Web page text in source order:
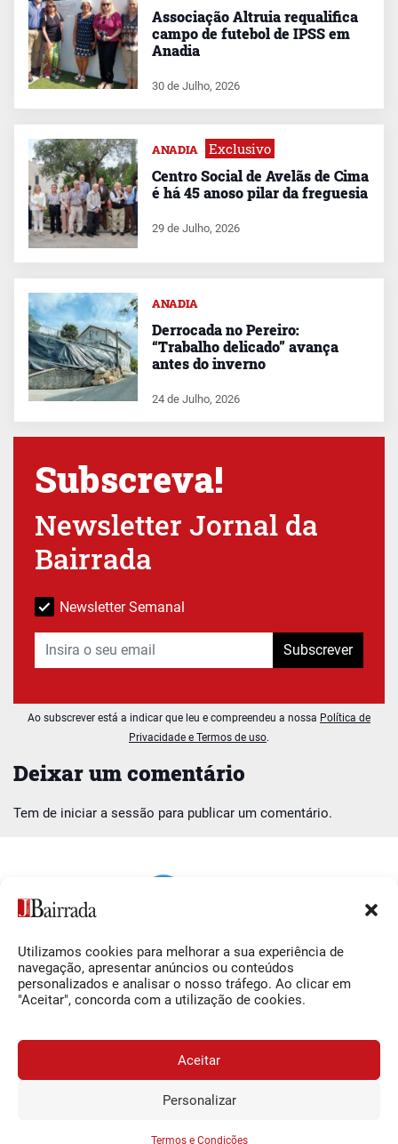
Utilizamos cookies para melhorar a sua experiência de
navegação, apresentar anúncios ou conteúdos
personalizados e analisar o nosso tráfego. Ao clicar em
"Aceitar", concorda com a utilização de cookies.
Aceitar
Personalizar
Termos e Condições
Deixar um comentário
Tem de iniciar a sessão para publicar um comentário.
Associação Altruia requalifica
campo de futebol de IPSS em
Anadia
30 de Julho, 2026
ANADIA Exclusivo
Centro Social de Avelãs de Cima
é há 45 anoso pilar da freguesia
29 de Julho, 2026
ANADIA
Derrocada no Pereiro:
“Trabalho delicado” avança
antes do inverno
24 de Julho, 2026
Subscreva!
Newsletter Jornal da
Bairrada
Newsletter Semanal
Subscrever
Ao subscrever está a indicar que leu e compreendeu a nossa Política de
Privacidade e Termos de uso.
0,34€/semana
Siga-nos
Facebook
O Jornal da Bairrada
Contactos
Termos e Condições
© 2026 Jornal da Bairrada